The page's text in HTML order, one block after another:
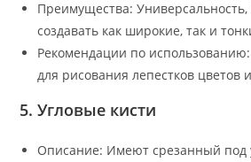
Преимущества: Универсальность,
создавать как широкие, так и
Рекомендации по
для рисования лепестков цветов
5. Угловые кисти
Описание: Имеют срезанный под